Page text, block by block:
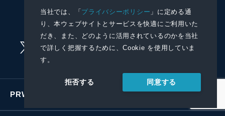
当社では、「プライバシーポリシー 」に定める通
り、本ウェブサイトとサービスを快適にご利用いた
だき、また、どのように活用されているのかを当社
で詳しく把握するために、Cookie を使用していま
す。
拒否する 同意する
プレスリリースを受信する
PRWIREサービス